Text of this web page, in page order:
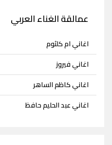
عمالقة الغناء العربي
اغاني ام كلثوم
اغاني فيروز
اغاني كاظم الساهر
اغاني عبد الحليم حافظ